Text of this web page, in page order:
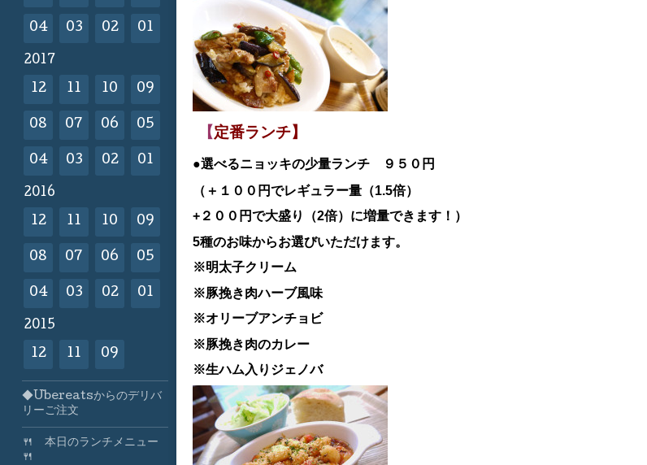
【定番ランチ】
●選べるニョッキの少量ランチ ９５０円
（＋１００円でレギュラー量（1.5倍）
+２００円で大盛り（2倍）に増量できます！）
5種のお味からお選びいただけます。
※明太子クリーム
※豚挽き肉ハーブ風味
※オリーブアンチョビ
※豚挽き肉のカレー
※生ハム入りジェノバ
04 03 02 01
2017
12 11 10 09
08 07 06 05
04 03 02 01
2016
12 11 10 09
08 07 06 05
04 03 02 01
2015
12 11 09
◆Ubereatsからのデリバ
リーご注文
🍴 本日のランチメニュー
🍴